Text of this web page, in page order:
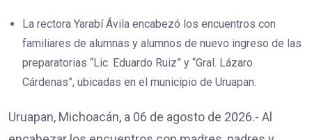
La rectora Yarabí Ávila encabezó los encuentros con
familiares de alumnas y alumnos de nuevo ingreso de las
preparatorias “Lic. Eduardo Ruiz” y “Gral. Lázaro
Cárdenas”, ubicadas en el municipio de Uruapan.
Uruapan, Michoacán, a 06 de agosto de 2026.- Al